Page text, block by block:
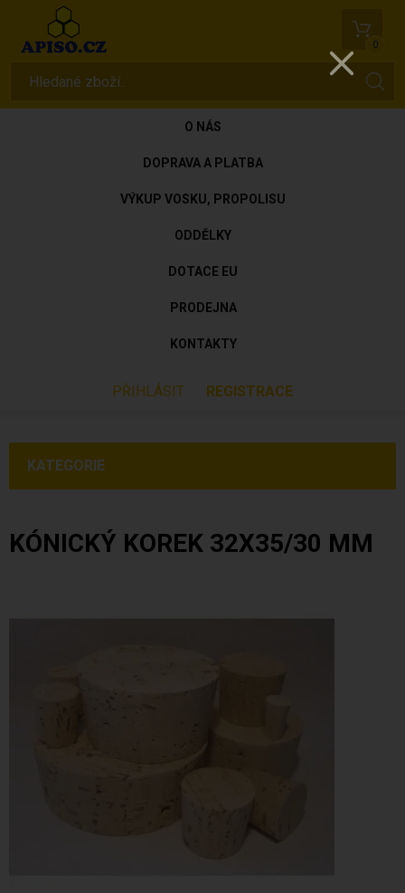
0
O NÁS
DOPRAVA A PLATBA
VÝKUP VOSKU, PROPOLISU
ODDĚLKY
DOTACE EU
PRODEJNA
KONTAKTY
PŘIHLÁSIT REGISTRACE
KATEGORIE
KÓNICKÝ KOREK 32X35/30 MM